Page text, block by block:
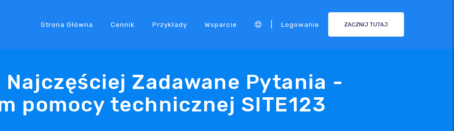
Strona Główna Cennik Przykłady Wsparcie Logowanie ZACZNIJ TUTAJ
Najczęściej Zadawane Pytania -
pomocy technicznej SITE123